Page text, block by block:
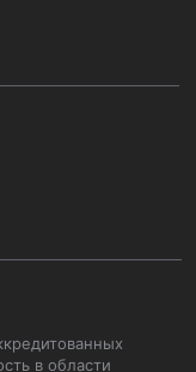
в области